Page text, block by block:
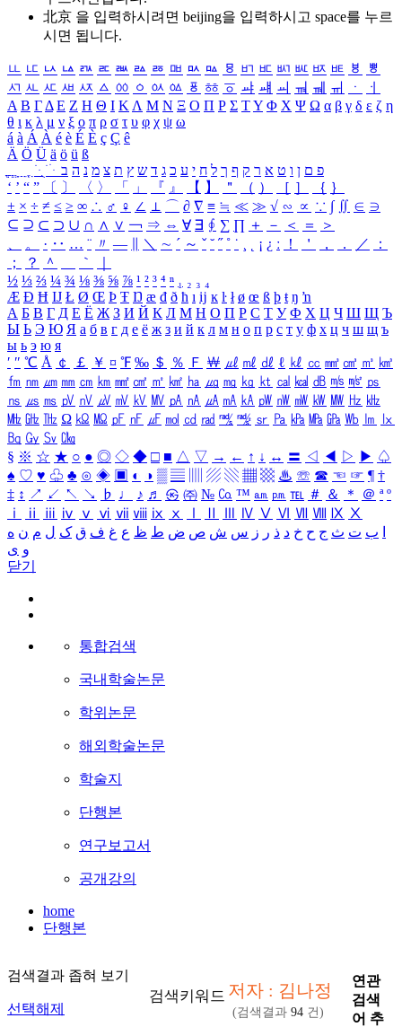
北京 을 입력하시려면 beijing을 입력하시고 space를 누르
시면 됩니다.
ㅥ ㅦ ㅧ ㅨ ㅩ ㅪ ㅫ ㅬ ㅭ ㅮ ㅯ ㅰ ㅱ ㅲ ㅳ ㅴ ㅵ ㅶ ㅷ ㅸ
ㅹ
ㅺ ㅻ ㅼ ㅽ ㅾ ㅿ ㆀ ㆁ ㆂ ㆃ ㆄ ㆅ ㆆ ㆇ ㆈ ㆉ ㆊ ㆋ ㆌ ㆍ
ㆎ
Α Β ΓΔ Ε Ζ Η Θ Ι ΚΛ Μ Ν Ξ Ο Π Ρ Σ ΤΥ Φ Χ Ψ Ω α β γ δ ε ζ η
θ ι κ λ μ ν ξ ο π ρ σ τ υ φ χ ψ ω
á à Á À é è É È ç Ç ê
Ä Ö Ü ä ö ü ß
ִֶֹ ֻּ ׁׂ פ ם ן ו ט א ר ק ף ך ל ח י ע כ ג ד ש ץ ת צ מ נ ה ב
‘ ’ “ ” 〔 〕 〈 〉 「 」 『 』 【 】 ＂ （ ） ［ ］ ｛ ｝
± × ÷ ≠ ≤ ≥ ∞ ∴ ♂ ♀ ∠ ⊥ ⌒ ∂ ∇ ≡ ≒ ≪ ≫ √ ∽ ∝ ∵ ∫ ∬ ∈ ∋
⊆ ⊇ ⊂ ⊃ ∪ ∩ ∧ ∨ ￢ ⇒ ⇔ ∀ ∃ ∮ ∑ ∏ ＋ － ＜ ＝
＞
、
。 · ‥ … ¨ 〃 ― ＼ ∼ ´ ～ ˇ ˘ ˝ ˚ ˙ ¸ ¡ ¿ ː ！ ＇ ， ． ／
：
；
？ ＾ ｀
½ ⅓ ⅔ ¼ ¾ ⅛ ⅜ ⅝ ⅞ ¹ ² ³ ⁴ ⁿ ₁ ₂ ₃ ₄
Æ Ð Ħ Ĳ Ł Ø Œ Þ Ŧ Ŋ æ đ ð ħ ı ĳ ĸ ŀ ł ø œ ß þ ŧ ŋ ŉ
А Б В Г Д Е Ё Ж З И Й К Л М Н О П Р С Т У Ф Х Ц Ч Ш Щ Ъ
Ы Ь Э Ю Я а б в г д е ё ж з и й к л м н о п р с т у ф х ц ч ш щ ъ
ы ь э ю я
′ ″ ℃ Å ￠ ￡ ￥ ¤ ℉ ‰ ＄ ％ Ｆ ￦ ㎕ ㎖ ㎗ ℓ ㎘ ㏄ ㎣ ㎤ ㎥ ㎦
㎙ ㎚ ㎛ ㎜ ㎝ ㎞ ㎟ ㎠ ㎡ ㎢ ㏊ ㎍ ㎎ ㎏ ㏏ ㎈ ㎉ ㏈ ㎧ ㎨ ㎰
㎱ ㎲ ㎳ ㎴ ㎵ ㎶ ㎷ ㎸ ㎹ ㎀ ㎁ ㎂ ㎃ ㎄ ㎺ ㎻ ㎽ ㎾ ㎿ ㎐ ㎑
㎒ ㎓ ㎔ Ω ㏀ ㏁ ㎊ ㎋ ㎌ ㏖ ㏅ ㎭ ㎮ ㎯ ㏛ ㎩ ㎪ ㎫ ㎬ ㏝ ㏐
㏓
㏃ ㏉ ㏜ ㏆
§ ※ ☆ ★ ○ ● ◎ ◇ ◆ □ ■ △ ▽ → ← ↑ ↓ ↔ 〓 ◁ ◀ ▷ ▶ ♤
♠ ♡ ♥ ♧ ♣ ⊙ ◈ ▣ ◐ ◑ ▒ ▤ ▨ ▧ ▦ ▩ ♨ ☏ ☎ ☜ ☞ ¶ †
‡ ↕ ↗ ↙ ↖ ↘ ♭ ♩ ♪ ♬ ㉿ ㈜ № ㏇ ™ ㏂ ㏘ ℡ ＃ ＆ ＊ ＠ ª º
ⅰ
ⅱ ⅲ ⅳ ⅴ ⅵ ⅶ ⅷ ⅸ ⅹ Ⅳ Ⅴ Ⅵ Ⅶ Ⅷ Ⅸ Ⅹ
ب ت ث ج ح خ د ذ ر ز س ش ص ض ط ظ ع غ ف ق ک ل م ن ه
و ی
닫기
통합검색
국내학술논문
학위논문
해외학술논문
학술지
단행본
연구보고서
공개강의
home
단행본
검색결과 좁혀 보기
선택해제
검색키워드 저자 : 김나정
(검색결과 94 건)
연관
검색
어 추